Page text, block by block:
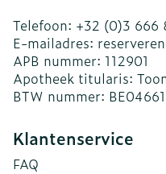
Telefoon: +32 (0)3 666
E-mailadres:
APB nummer: 112901
Apotheek titularis:
BTW nummer:
Klantenservice
FAQ